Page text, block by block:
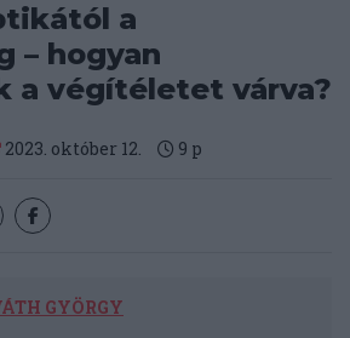
a
– hogyan
a végítéletet várva?
2023. október 12. 9 p
GYÖRGY